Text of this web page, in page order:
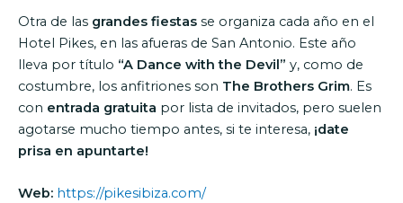
Otra de las grandes fiestas se organiza cada año en el
Hotel Pikes, en las afueras de San Antonio. Este año
lleva por título “A Dance with the Devil” y, como de
costumbre, los anfitriones son The Brothers Grim. Es
con entrada gratuita por lista de invitados, pero suelen
agotarse mucho tiempo antes, si te interesa, ¡date
prisa en apuntarte!
Web: https://pikesibiza.com/